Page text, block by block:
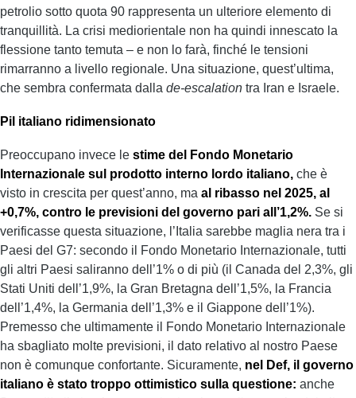
petrolio sotto quota 90 rappresenta un ulteriore elemento di
tranquillità. La crisi mediorientale non ha quindi innescato la
flessione tanto temuta – e non lo farà, finché le tensioni
rimarranno a livello regionale. Una situazione, quest’ultima,
che sembra confermata dalla de-escalation tra Iran e Israele.
Pil italiano ridimensionato
Preoccupano invece le stime del Fondo Monetario
Internazionale sul prodotto interno lordo italiano, che è
visto in crescita per quest’anno, ma al ribasso nel 2025, al
+0,7%, contro le previsioni del governo pari all’1,2%. Se si
verificasse questa situazione, l’Italia sarebbe maglia nera tra i
Paesi del G7: secondo il Fondo Monetario Internazionale, tutti
gli altri Paesi saliranno dell’1% o di più (il Canada del 2,3%, gli
Stati Uniti dell’1,9%, la Gran Bretagna dell’1,5%, la Francia
dell’1,4%, la Germania dell’1,3% e il Giappone dell’1%).
Premesso che ultimamente il Fondo Monetario Internazionale
ha sbagliato molte previsioni, il dato relativo al nostro Paese
non è comunque confortante. Sicuramente, nel Def, il governo
italiano è stato troppo ottimistico sulla questione: anche